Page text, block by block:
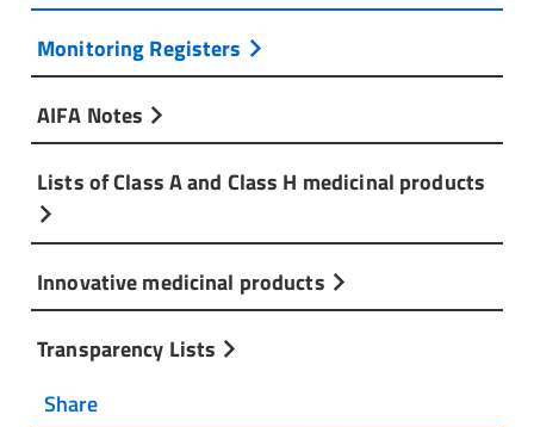
Monitoring Registers
AIFA Notes
Lists of Class A and Class H medicinal products
Innovative medicinal products
Transparency Lists
Share